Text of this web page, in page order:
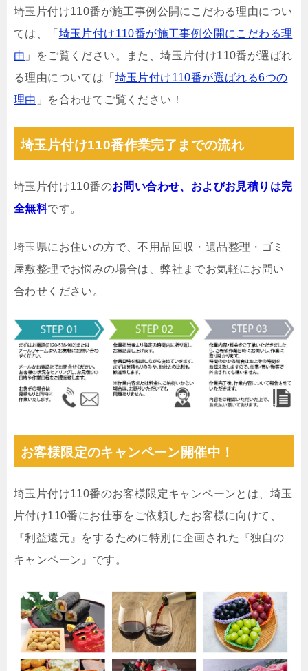
埼玉片付け110番が施工事例公開にこだわる理由につい
ては、「 埼玉片付け110番が施工事例公開にこだわる理
由 」をご覧ください。また、埼玉片付け110番が選ばれ
る理由については「 埼玉片付け110番が選ばれる6つの
理由 」を合わせてご覧ください！
埼玉片付け110番作業完了までの流れ
埼玉片付け110番のお問い合わせ、およびお見積りは完
全無料です。
埼玉県にお住いの方で、不用品回収・遺品整理・ゴミ
屋敷整理でお悩みの場合は、弊社までお気軽にお問い
合わせください。
お客様限定のキャンペーン開催中！
埼玉片付け110番のお客様限定キャンペーンとは、埼玉
片付け110番にお仕事をご依頼したお客様に向けて、
『利益還元』をするために特別に企画された『独自の
キャンペーン』です。